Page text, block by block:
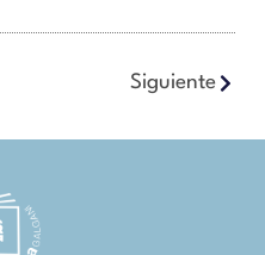
Siguiente